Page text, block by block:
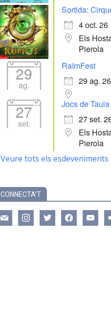
Sortida:
4 oct. 26
Els
Pierola
29
ag.
RaïmFest
29 ag. 26
27
set.
Jocs de Taula
27 set.
Els
Pierola
Veure tots els esdeveniments
CONNECTA’T
mail instagramtwitter facebookyoutube